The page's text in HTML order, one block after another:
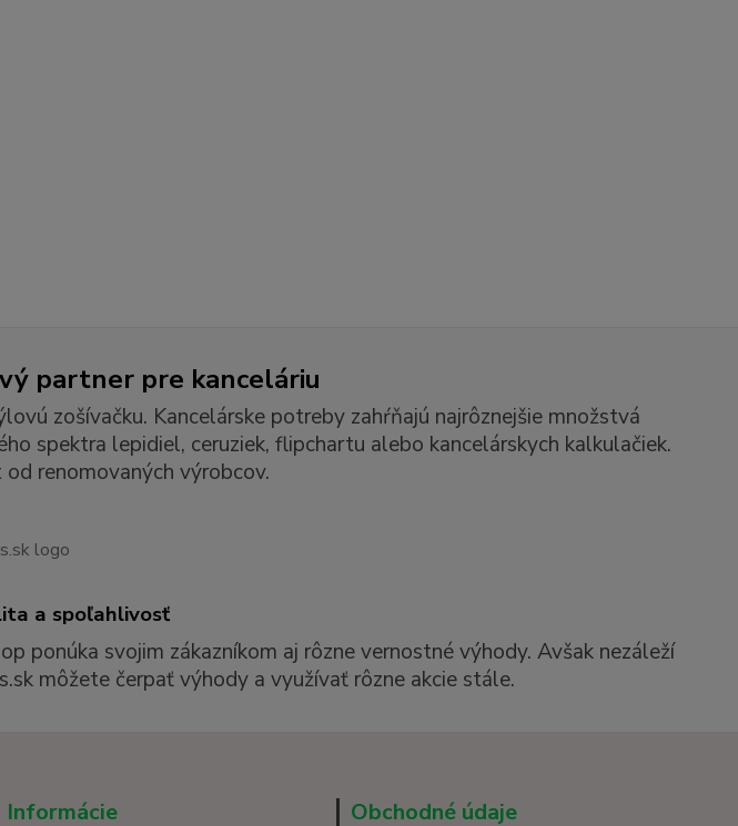
partner pre kanceláriu
zošívačku. Kancelárske potreby zahŕňajú najrôznejšie množstvá
spektra lepidiel, ceruziek, flipchartu alebo kancelárskych kalkulačiek.
renomovaných výrobcov.
a spoľahlivosť
ponúka svojim zákazníkom aj rôzne vernostné výhody. Avšak nezáleží
môžete čerpať výhody a využívať rôzne akcie stále.
Informácie Obchodné údaje